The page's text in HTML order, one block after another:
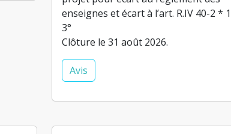
enseignes et écart à l’art. R.IV 40-2 *
3°
Clôture le 31 août 2026.
Avis